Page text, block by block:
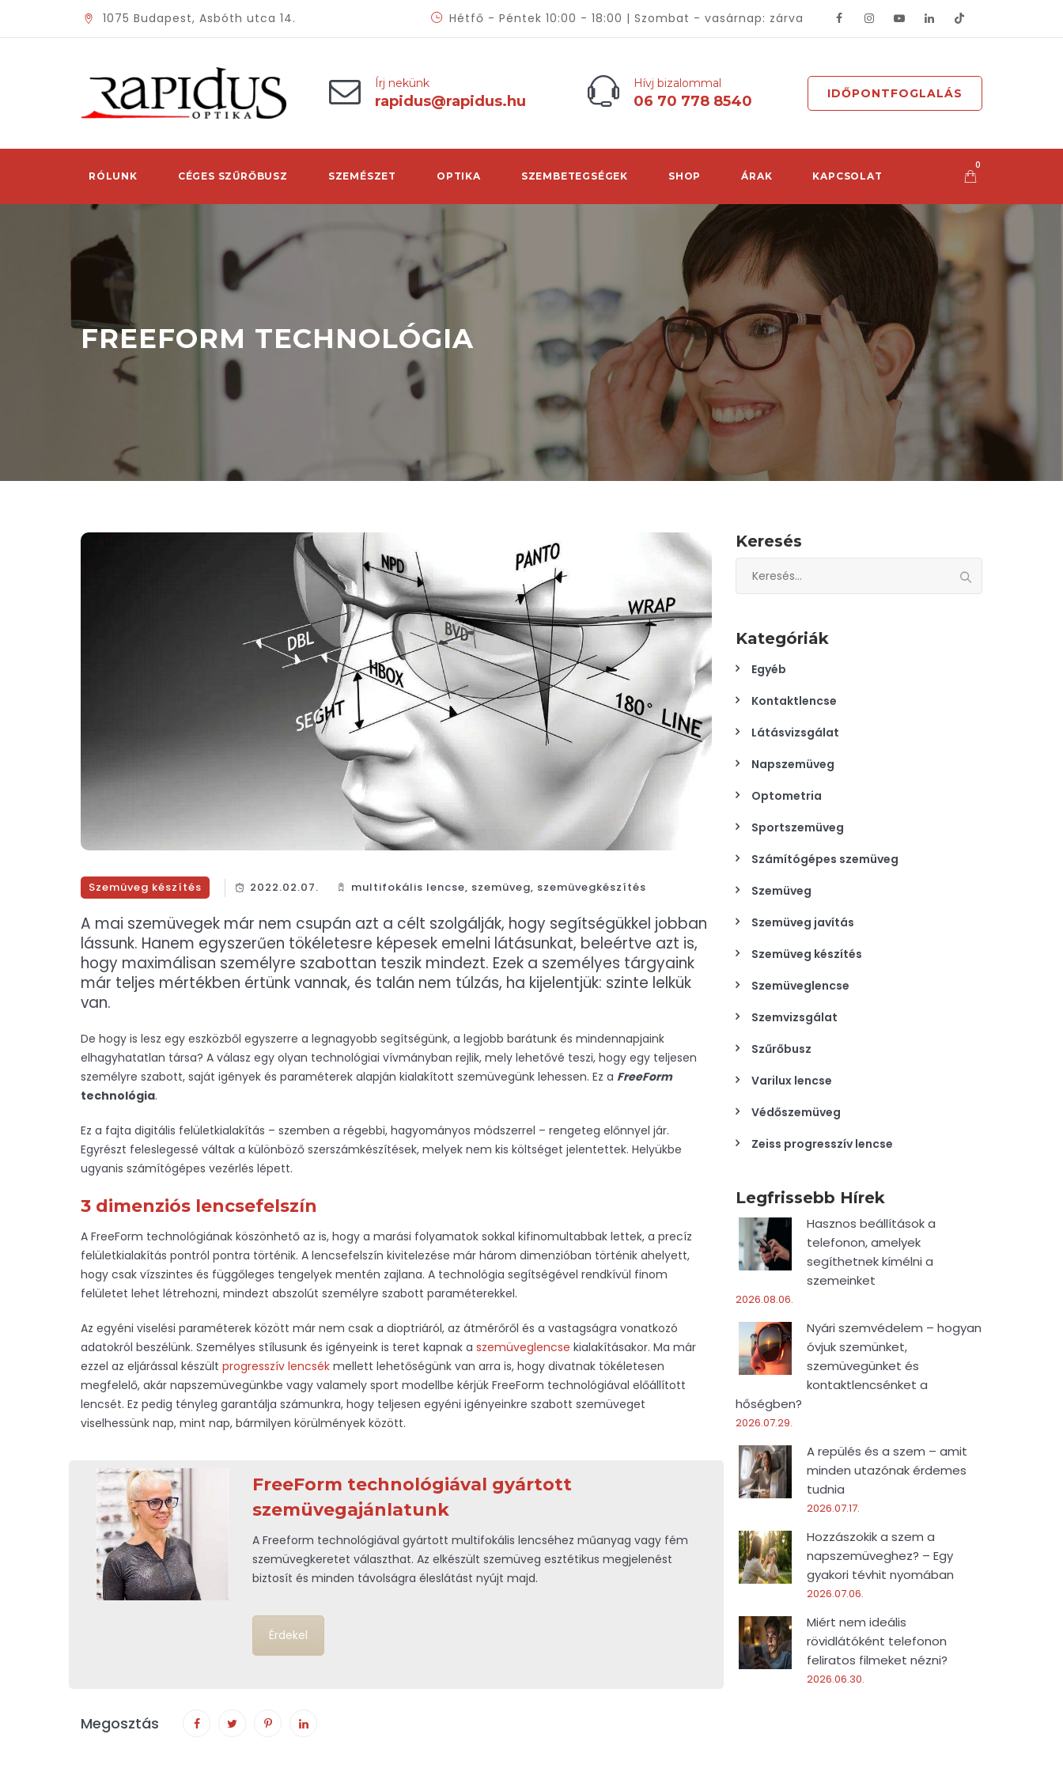
1075 Budapest, Asbóth utca 14. Hétfő - Péntek 10:00 - 18:00 | Szombat - vasárnap: zárva
Írj nekünk
rapidus@rapidus.hu
Hívj bizalommal
06 70 778 8540 IDŐPONTFOGLALÁS
RÓLUNK CÉGES SZŰRŐBUSZ SZEMÉSZET OPTIKA SZEMBETEGSÉGEK SHOP ÁRAK KAPCSOLAT
0
FREEFORM TECHNOLÓGIA
Szemüveg készítés 2022.02.07. multifokális lencse, szemüveg, szemüvegkészítés
A mai szemüvegek már nem csupán azt a célt szolgálják, hogy segítségükkel jobban
lássunk. Hanem egyszerűen tökéletesre képesek emelni látásunkat, beleértve azt is,
hogy maximálisan személyre szabottan teszik mindezt. Ezek a személyes tárgyaink
már teljes mértékben értünk vannak, és talán nem túlzás, ha kijelentjük: szinte lelkük
van.
De hogy is lesz egy eszközből egyszerre a legnagyobb segítségünk, a legjobb barátunk és mindennapjaink
elhagyhatatlan társa? A válasz egy olyan technológiai vívmányban rejlik, mely lehetővé teszi, hogy egy teljesen
személyre szabott, saját igények és paraméterek alapján kialakított szemüvegünk lehessen. Ez a FreeForm
technológia.
Ez a fajta digitális felületkialakítás – szemben a régebbi, hagyományos módszerrel – rengeteg előnnyel jár.
Egyrészt feleslegessé váltak a különböző szerszámkészítések, melyek nem kis költséget jelentettek. Helyükbe
ugyanis számítógépes vezérlés lépett.
3 dimenziós lencsefelszín
A FreeForm technológiának köszönhető az is, hogy a marási folyamatok sokkal kifinomultabbak lettek, a precíz
felületkialakítás pontról pontra történik. A lencsefelszín kivitelezése már három dimenzióban történik ahelyett,
hogy csak vízszintes és függőleges tengelyek mentén zajlana. A technológia segítségével rendkívül finom
felületet lehet létrehozni, mindezt abszolút személyre szabott paraméterekkel.
Az egyéni viselési paraméterek között már nem csak a dioptriáról, az átmérőről és a vastagságra vonatkozó
adatokról beszélünk. Személyes stílusunk és igényeink is teret kapnak a szemüveglencse kialakításakor. Ma már
ezzel az eljárással készült progresszív lencsék mellett lehetőségünk van arra is, hogy divatnak tökéletesen
megfelelő, akár napszemüvegünkbe vagy valamely sport modellbe kérjük FreeForm technológiával előállított
lencsét. Ez pedig tényleg garantálja számunkra, hogy teljesen egyéni igényeinkre szabott szemüveget
viselhessünk nap, mint nap, bármilyen körülmények között.
FreeForm technológiával gyártott
szemüvegajánlatunk
A Freeform technológiával gyártott multifokális lencséhez műanyag vagy fém
szemüvegkeretet választhat. Az elkészült szemüveg esztétikus megjelenést
biztosít és minden távolságra éleslátást nyújt majd.
Érdekel
Megosztás
Keresés
Kategóriák
Egyéb
Kontaktlencse
Látásvizsgálat
Napszemüveg
Optometria
Sportszemüveg
Számítógépes szemüveg
Szemüveg
Szemüveg javítás
Szemüveg készítés
Szemüveglencse
Szemvizsgálat
Szűrőbusz
Varilux lencse
Védőszemüveg
Zeiss progresszív lencse
Legfrissebb Hírek
Hasznos beállítások a
telefonon, amelyek
segíthetnek kímélni a
szemeinket
2026.08.06.
Nyári szemvédelem – hogyan
óvjuk szemünket,
szemüvegünket és
kontaktlencsénket a
hőségben?
2026.07.29.
A repülés és a szem – amit
minden utazónak érdemes
tudnia
2026.07.17.
Hozzászokik a szem a
napszemüveghez? – Egy
gyakori tévhit nyomában
2026.07.06.
Miért nem ideális
rövidlátóként telefonon
feliratos filmeket nézni?
2026.06.30.